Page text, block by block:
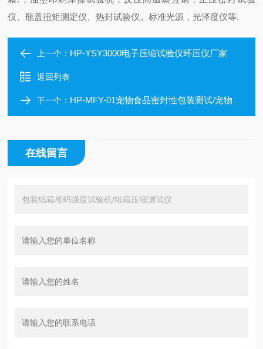
仪、瓶盖扭矩测定仪、热封试验仪。标准光源，光泽度仪等.
上一个： HP-YSY3000电子压缩试验仪环压仪厂家
返回列表
下一个： HP-MFY-01宠物食品密封性包装测试/宠物食品包装漏气测试仪
在线留言